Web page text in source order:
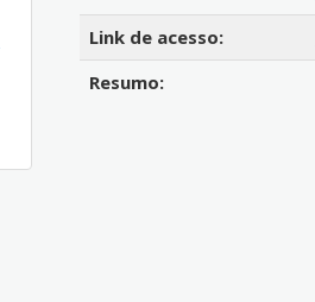
Link de acesso:
Resumo: